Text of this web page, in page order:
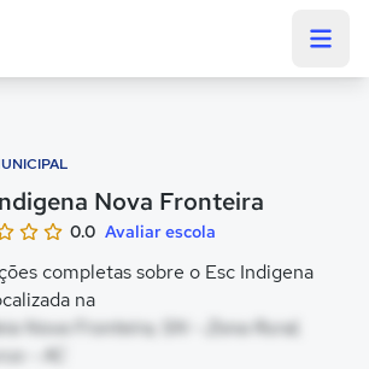
Nova Fronteira
0.0 Avaliar escola
completas sobre o Esc Indigena
na
Nova Fronteira, SN - Zona Rural,
- AC